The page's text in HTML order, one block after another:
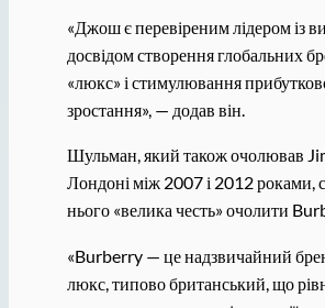
«Джош є перевіреним лідером із
досвідом створення глобальних
«люкс» і стимулювання
зростання», — додав він.
Шульман, який також очолював
Лондоні між 2007 і 2012 роками,
нього «велика честь» очолити
«Burberry — це надзвичайний
люкс, типово британський, що